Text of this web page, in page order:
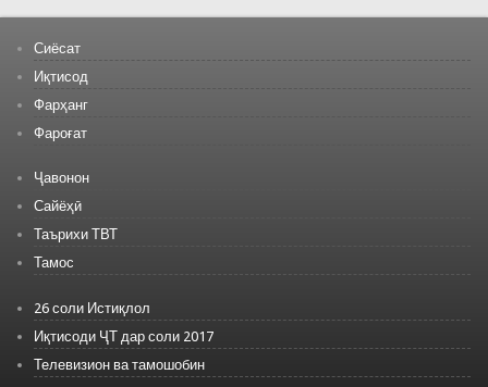
Сиёсат
Иқтисод
Фарҳанг
Фароғат
Ҷавонон
Сайёҳӣ
Таърихи ТВТ
Тамос
26 соли Истиқлол
Иқтисоди ҶТ дар соли 2017
Телевизион ва тамошобин